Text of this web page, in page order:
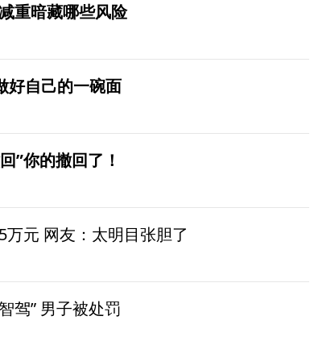
重暗藏哪些风险
好自己的一碗面
”你的撤回了！
万元 网友：太明目张胆了
驾” 男子被处罚